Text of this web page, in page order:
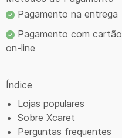
Pagamento na entrega
Pagamento com cartão
on-line
Índice
Lojas populares
Sobre Xcaret
Perguntas frequentes